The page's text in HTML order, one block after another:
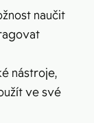
naučit
nástroje,
ve své